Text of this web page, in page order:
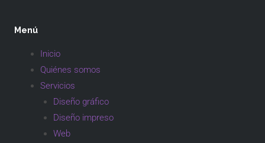
Menú
Inicio
Quiénes somos
Servicios
Diseño gráfico
Diseño impreso
Web